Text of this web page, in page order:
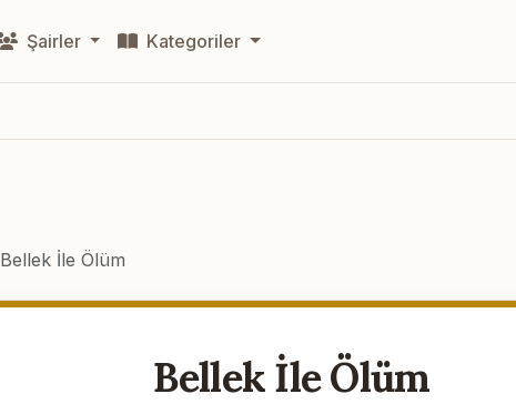
Şairler Kategoriler
Bellek İle Ölüm
Bellek İle Ölüm